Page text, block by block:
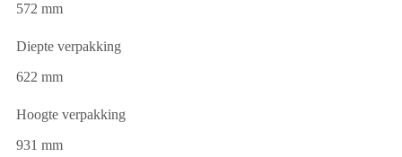
572 mm
Diepte verpakking
622 mm
Hoogte verpakking
931 mm